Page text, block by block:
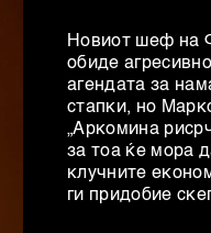
Новиот шеф на
обиде
агендата за
стапки, но
„Аркомина
за тоа ќе мора
клучните
ги придобие